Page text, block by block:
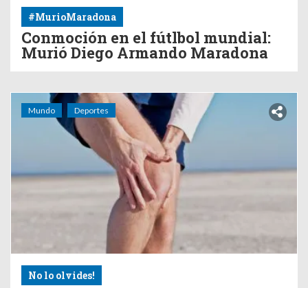
#MurioMaradona
Conmoción en el fútlbol mundial:
Murió Diego Armando Maradona
Mundo Deportes
No lo olvides!